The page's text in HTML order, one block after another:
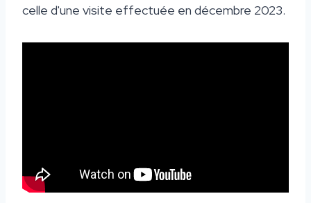
celle d'une visite effectuée en décembre 2023.